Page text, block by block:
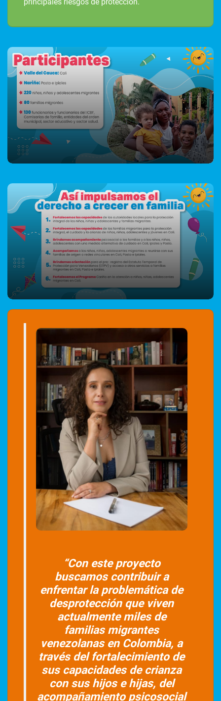
“Con este proyecto
buscamos contribuir a
enfrentar la problemática de
desprotección que viven
actualmente miles de
familias migrantes
venezolanas en Colombia, a
través del fortalecimiento de
sus capacidades de crianza
con sus hijos e hijas, del
acompañamiento psicosocial